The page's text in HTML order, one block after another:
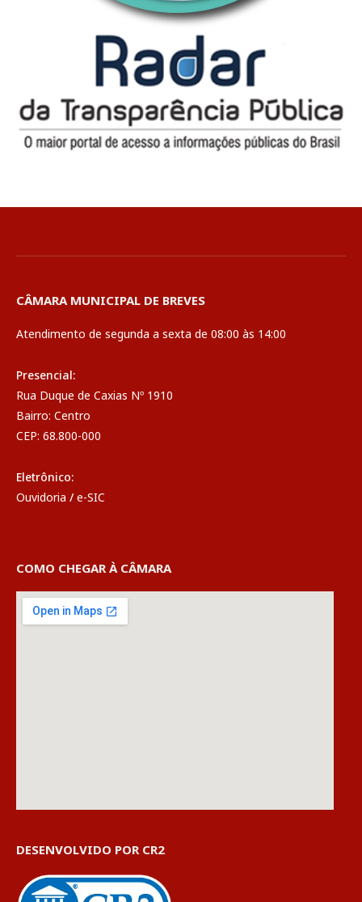
CÂMARA MUNICIPAL DE BREVES
Atendimento de segunda a sexta de 08:00 às 14:00
Presencial:
Rua Duque de Caxias Nº 1910
Bairro: Centro
CEP: 68.800-000
Eletrônico:
Ouvidoria / e-SIC
COMO CHEGAR À CÂMARA
DESENVOLVIDO POR CR2